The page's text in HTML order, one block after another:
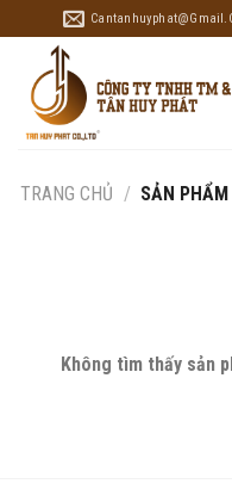
to
content
TRANG CHỦ / SẢN
Không tìm thấy sản